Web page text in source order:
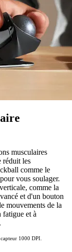
musculaires
réduit les
comme le
vous soulager.
comme la
et d'un bouton
mouvements de la
fatigue et à
1000 DPI.